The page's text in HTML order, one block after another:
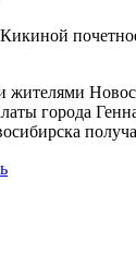
жителями
города